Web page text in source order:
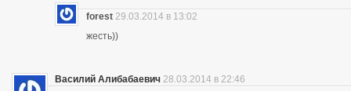
forest 29.03.2014 в 13:02
жесть))
Василий Алибабаевич 28.03.2014 в 22:46